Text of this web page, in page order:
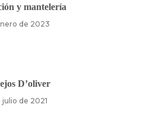
y mantelería
de 2023
D’oliver
julio de 2021